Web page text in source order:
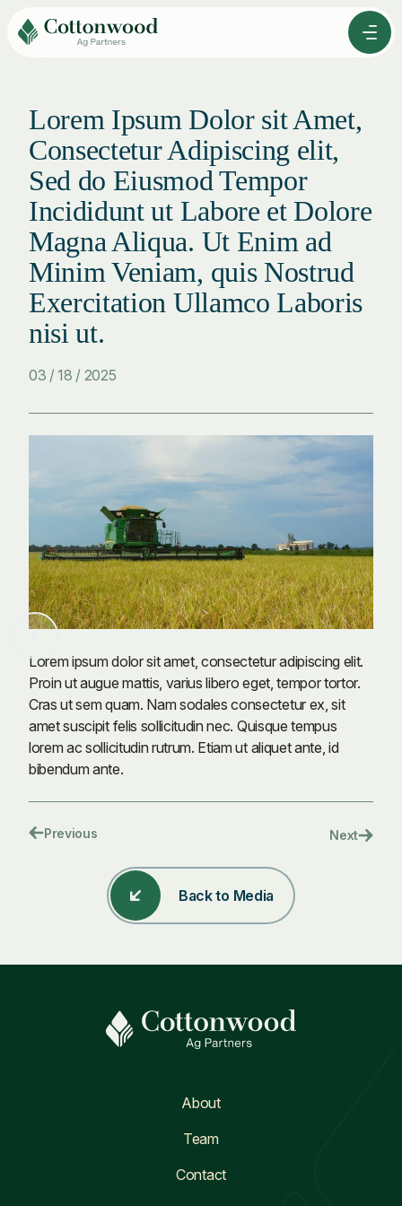
Lorem Ipsum Dolor sit Amet,
Consectetur Adipiscing elit,
Sed do Eiusmod Tempor
Incididunt ut Labore et Dolore
Magna Aliqua. Ut Enim ad
Minim Veniam, quis Nostrud
Exercitation Ullamco Laboris
nisi ut.
03 / 18 / 2025
Lorem ipsum dolor sit amet, consectetur adipiscing elit.
Proin ut augue mattis, varius libero eget, tempor tortor.
Cras ut sem quam. Nam sodales consectetur ex, sit
amet suscipit felis sollicitudin nec. Quisque tempus
lorem ac sollicitudin rutrum. Etiam ut aliquet ante, id
bibendum ante.
PostPrevious Next
Back to Media
About
Team
Contact